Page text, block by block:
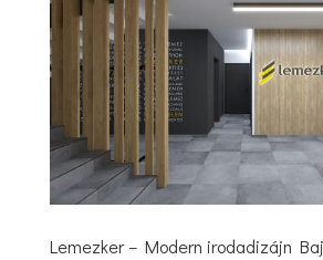
Lemezker – Modern irodadizájn